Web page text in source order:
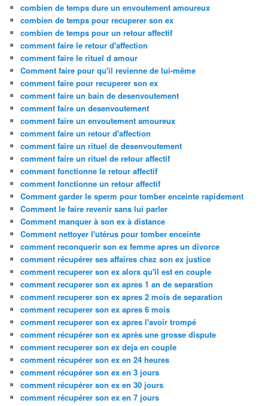
combien de temps dure un envoutement amoureux
combien de temps pour recuperer son ex
combien de temps pour un retour affectif
comment faire le retour d'affection
comment faire le rituel d amour
Comment faire pour qu'il revienne de lui-même
comment faire pour recuperer son ex
comment faire un bain de desenvoutement
comment faire un desenvoutement
comment faire un envoutement amoureux
comment faire un retour d'affection
comment faire un rituel de desenvoutement
comment faire un rituel de retour affectif
comment fonctionne le retour affectif
comment fonctionne un retour affectif
Comment garder le sperm pour tomber enceinte rapidement
Comment le faire revenir sans lui parler
Comment manquer à son ex à distance
Comment nettoyer l'utérus pour tomber enceinte
comment reconquerir son ex femme apres un divorce
comment récupérer ses affaires chez son ex justice
comment recuperer son ex alors qu'il est en couple
comment recuperer son ex apres 1 an de separation
comment recuperer son ex apres 2 mois de separation
comment recuperer son ex apres 6 mois
comment recuperer son ex apres l'avoir trompé
comment récupérer son ex après une grosse dispute
comment recuperer son ex deja en couple
comment récupérer son ex en 24 heures
comment récupérer son ex en 3 jours
comment récupérer son ex en 30 jours
comment récupérer son ex en 7 jours